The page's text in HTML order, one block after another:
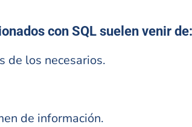
con SQL suelen venir de:
de los necesarios.
de información.